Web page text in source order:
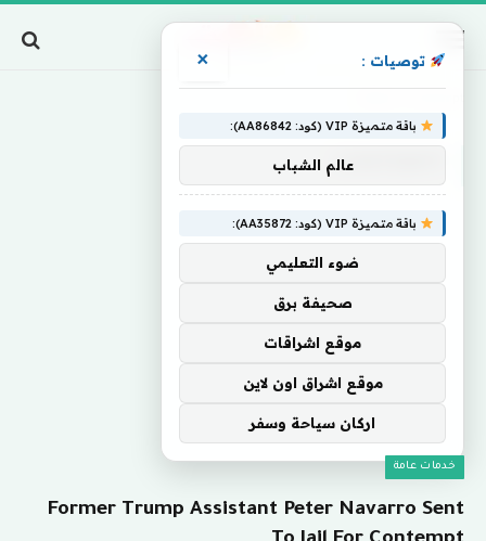
CONTEMPT
خدمات عامة
Former Trump Assistant Peter Navarro Sent
توصيات : ×
باقة متميزة VIP (كود: AA86842):
عالم الشباب
باقة متميزة VIP (كود: AA35872):
ضوء التعليمي
صحيفة برق
موقع اشراقات
موقع اشراق اون لاين
اركان سياحة وسفر